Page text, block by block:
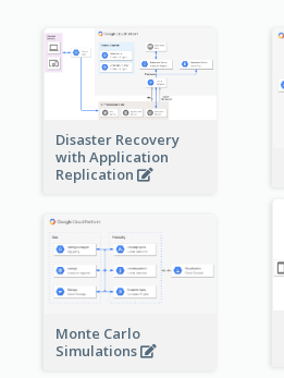
Disaster Recovery
with Application
Replication
Monte Carlo
Simulations